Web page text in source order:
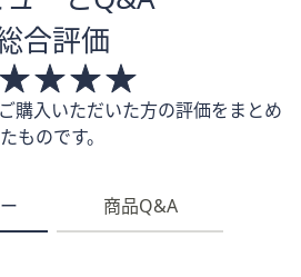
合評価
購入いただいた方の評価をまとめ
たものです。
商品Q&A